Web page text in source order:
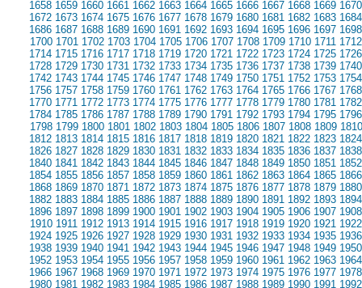
1658 1659 1660 1661 1662 1663 1664 1665 1666 1667 1668 1669 1670
1672 1673 1674 1675 1676 1677 1678 1679 1680 1681 1682 1683 1684
1686 1687 1688 1689 1690 1691 1692 1693 1694 1695 1696 1697 1698
1700 1701 1702 1703 1704 1705 1706 1707 1708 1709 1710 1711 1712
1714 1715 1716 1717 1718 1719 1720 1721 1722 1723 1724 1725 1726
1728 1729 1730 1731 1732 1733 1734 1735 1736 1737 1738 1739 1740
1742 1743 1744 1745 1746 1747 1748 1749 1750 1751 1752 1753 1754
1756 1757 1758 1759 1760 1761 1762 1763 1764 1765 1766 1767 1768
1770 1771 1772 1773 1774 1775 1776 1777 1778 1779 1780 1781 1782
1784 1785 1786 1787 1788 1789 1790 1791 1792 1793 1794 1795 1796
1798 1799 1800 1801 1802 1803 1804 1805 1806 1807 1808 1809 1810
1812 1813 1814 1815 1816 1817 1818 1819 1820 1821 1822 1823 1824
1826 1827 1828 1829 1830 1831 1832 1833 1834 1835 1836 1837 1838
1840 1841 1842 1843 1844 1845 1846 1847 1848 1849 1850 1851 1852
1854 1855 1856 1857 1858 1859 1860 1861 1862 1863 1864 1865 1866
1868 1869 1870 1871 1872 1873 1874 1875 1876 1877 1878 1879 1880
1882 1883 1884 1885 1886 1887 1888 1889 1890 1891 1892 1893 1894
1896 1897 1898 1899 1900 1901 1902 1903 1904 1905 1906 1907 1908
1910 1911 1912 1913 1914 1915 1916 1917 1918 1919 1920 1921 1922
1924 1925 1926 1927 1928 1929 1930 1931 1932 1933 1934 1935 1936
1938 1939 1940 1941 1942 1943 1944 1945 1946 1947 1948 1949 1950
1952 1953 1954 1955 1956 1957 1958 1959 1960 1961 1962 1963 1964
1966 1967 1968 1969 1970 1971 1972 1973 1974 1975 1976 1977 1978
1980 1981 1982 1983 1984 1985 1986 1987 1988 1989 1990 1991 1992